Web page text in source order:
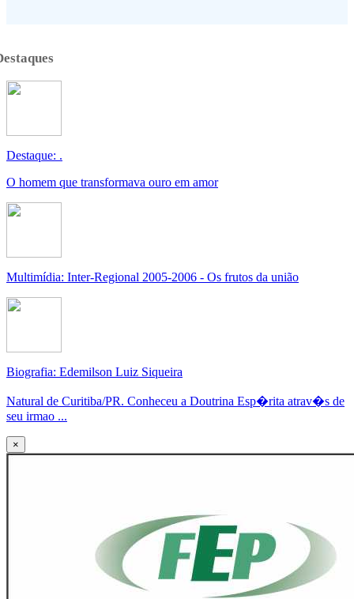
Destaque: .
O homem que transformava ouro em amor
Multimídia: Inter-Regional 2005-2006 - Os frutos da união
Biografia: Edemilson Luiz Siqueira
Natural de Curitiba/PR. Conheceu a Doutrina Esp�rita atrav�s de
seu irmao ...
×